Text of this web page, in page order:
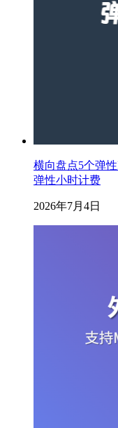
横向盘点5个弹
弹性小时计费
2026年7月4日